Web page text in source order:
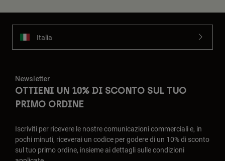
Italia
Newsletter
OTTIENI UN 10% DI SCONTO SUL TUO
PRIMO ORDINE
Iscriviti per ricevere le nostre comunicazioni commerciali e, in
pochi minuti, riceverai un codice per godere di un 10% di sconto
sul tuo primo ordine, insieme ai dettagli sulle condizioni